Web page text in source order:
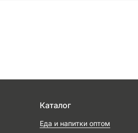
Каталог
Еда и напитки оптом